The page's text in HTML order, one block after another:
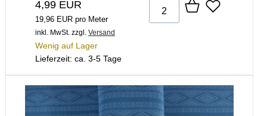
4,99 EUR
19,96 EUR pro Meter
inkl. MwSt. zzgl. Versand
Wenig auf Lager
Lieferzeit: ca. 3-5 Tage